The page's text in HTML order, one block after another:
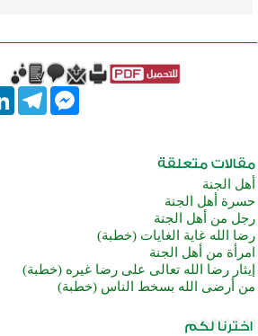
Messenger
أهل الجنة
حسرة أهل الجنة
رجل من أهل الجنة
رضا الله غاية الغايات (خطبة)
امرأة من أهل الجنة
إيثار رضا الله تعالى على رضا غيره (خطبة)
من أرضى الله بسخط الناس (خطبة)